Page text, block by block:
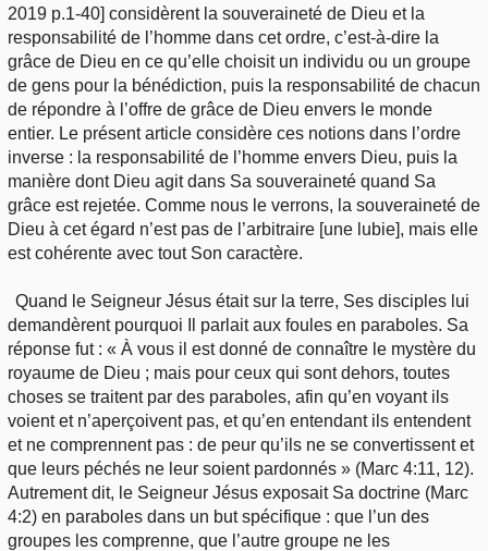
2019 p.1-40] considèrent la souveraineté de Dieu et la
responsabilité de l’homme dans cet ordre, c’est-à-dire la
grâce de Dieu en ce qu’elle choisit un individu ou un groupe
de gens pour la bénédiction, puis la responsabilité de chacun
de répondre à l’offre de grâce de Dieu envers le monde
entier. Le présent article considère ces notions dans l’ordre
inverse : la responsabilité de l’homme envers Dieu, puis la
manière dont Dieu agit dans Sa souveraineté quand Sa
grâce est rejetée. Comme nous le verrons, la souveraineté de
Dieu à cet égard n’est pas de l’arbitraire [une lubie], mais elle
est cohérente avec tout Son caractère.
Quand le Seigneur Jésus était sur la terre, Ses disciples lui
demandèrent pourquoi Il parlait aux foules en paraboles. Sa
réponse fut : « À vous il est donné de connaître le mystère du
royaume de Dieu ; mais pour ceux qui sont dehors, toutes
choses se traitent par des paraboles, afin qu’en voyant ils
voient et n’aperçoivent pas, et qu’en entendant ils entendent
et ne comprennent pas : de peur qu’ils ne se convertissent et
que leurs péchés ne leur soient pardonnés » (Marc 4:11, 12).
Autrement dit, le Seigneur Jésus exposait Sa doctrine (Marc
4:2) en paraboles dans un but spécifique : que l’un des
groupes les comprenne, que l’autre groupe ne les